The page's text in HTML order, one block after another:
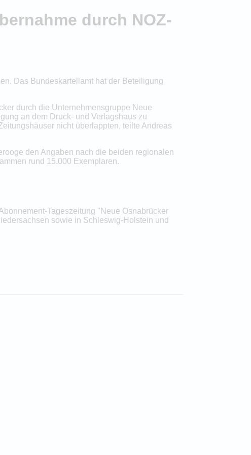
durch NOZ-
Das Bundeskartellamt hat der Beteiligung
durch die Unternehmensgruppe Neue
an dem Druck- und Verlagshaus zu
nicht überlappten, teilte Andreas
den Angaben nach die beiden regionalen
rund 15.000 Exemplaren.
Tageszeitung "Neue Osnabrücker
sowie in Schleswig-Holstein und